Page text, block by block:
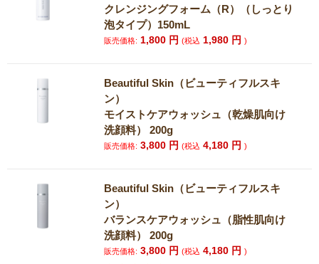
クレンジングフォーム（R）（しっとり
泡タイプ）150mL
販売価格: 1,800 円(税込 1,980 円)
Beautiful Skin（ビューティフルスキ
ン）
モイストケアウォッシュ（乾燥肌向け
洗顔料） 200g
販売価格: 3,800 円(税込 4,180 円)
Beautiful Skin（ビューティフルスキ
ン）
バランスケアウォッシュ（脂性肌向け
洗顔料） 200g
販売価格: 3,800 円(税込 4,180 円)